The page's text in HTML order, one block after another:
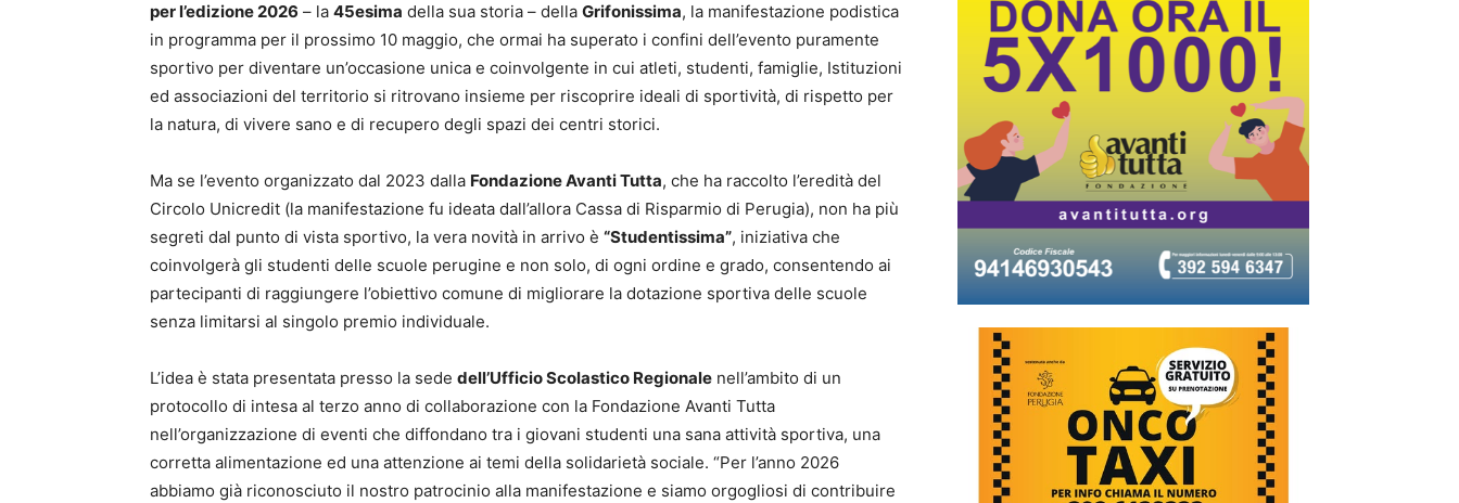
per l’edizione 2026 – la 45esima della sua storia – della Grifonissima, la manifestazione podistica
in programma per il prossimo 10 maggio, che ormai ha superato i confini dell’evento puramente
sportivo per diventare un’occasione unica e coinvolgente in cui atleti, studenti, famiglie, Istituzioni
ed associazioni del territorio si ritrovano insieme per riscoprire ideali di sportività, di rispetto per
la natura, di vivere sano e di recupero degli spazi dei centri storici.
Ma se l’evento organizzato dal 2023 dalla Fondazione Avanti Tutta, che ha raccolto l’eredità del
Circolo Unicredit (la manifestazione fu ideata dall’allora Cassa di Risparmio di Perugia), non ha più
segreti dal punto di vista sportivo, la vera novità in arrivo è “Studentissima”, iniziativa che
coinvolgerà gli studenti delle scuole perugine e non solo, di ogni ordine e grado, consentendo ai
partecipanti di raggiungere l’obiettivo comune di migliorare la dotazione sportiva delle scuole
senza limitarsi al singolo premio individuale.
L’idea è stata presentata presso la sede dell’Ufficio Scolastico Regionale nell’ambito di un
protocollo di intesa al terzo anno di collaborazione con la Fondazione Avanti Tutta
nell’organizzazione di eventi che diffondano tra i giovani studenti una sana attività sportiva, una
corretta alimentazione ed una attenzione ai temi della solidarietà sociale. “Per l’anno 2026
abbiamo già riconosciuto il nostro patrocinio alla manifestazione e siamo orgogliosi di contribuire